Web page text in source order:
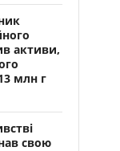
активи,
млн г
свою